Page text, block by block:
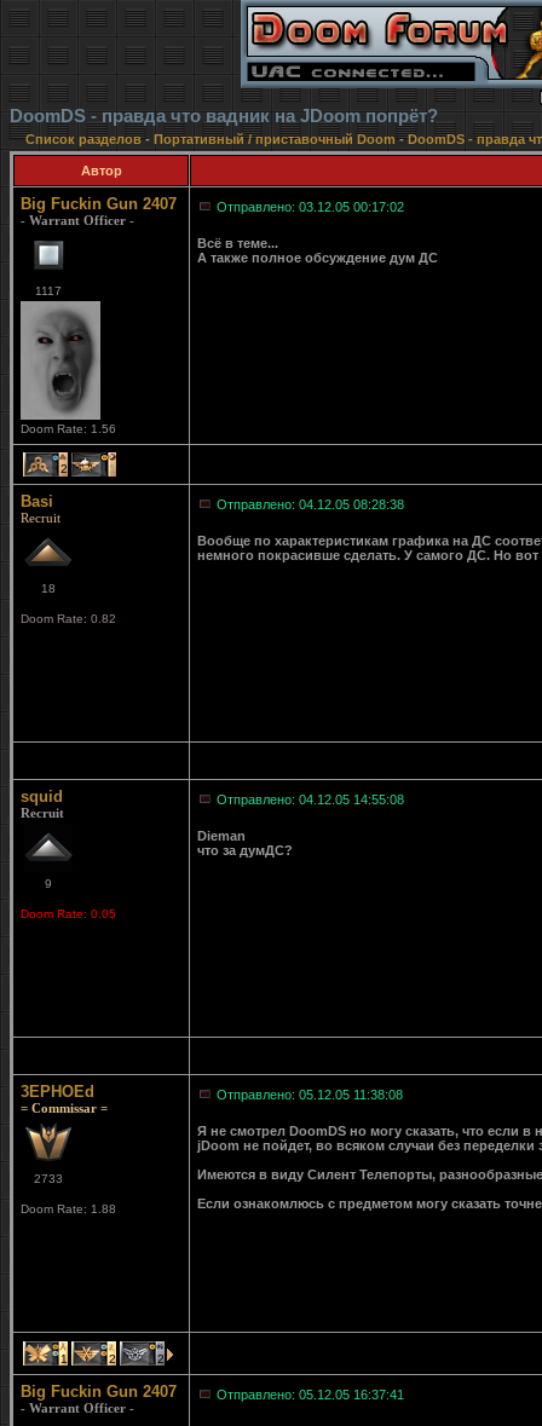
DoomDS - правда что вадник на JDoom попрёт?
Список разделов- Портативный / приставочный Doom-DoomDS - правда
Автор
Big Fuckin Gun 2407
- Warrant Officer -
1117
Doom Rate: 1.56
Отправлено: 03.12.05 00:17:02
Всё в теме...
А также полное обсуждение дум ДС
2 1
Basi
Recruit
18
Doom Rate: 0.82
Отправлено: 04.12.05 08:28:38
Вообще по характеристикам графика на ДС
немного покрасивше сделать. У самого ДС. Но вот
squid
Recruit
9
Doom Rate: 0.05
Отправлено: 04.12.05 14:55:08
Dieman
что за думДС?
3EPHOEd
= Commissar =
2733
Doom Rate: 1.88
Отправлено: 05.12.05 11:38:08
Я не смотрел DoomDS но могу сказать, что если
jDoom не пойдет, во всяком случаи без переделки
Имеются в виду Силент Телепорты,
Если ознакомлюсь с предметом могу сказать
1 2 2
Big Fuckin Gun 2407
- Warrant Officer -
Отправлено: 05.12.05 16:37:41